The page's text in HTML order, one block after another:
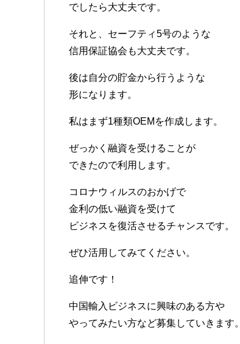
でしたら大丈夫です。
それと、セーフティ5号のような
信用保証協会も大丈夫です。
後は自分の貯金から行うような
形になります。
私はまず1種類OEMを作成します。
ぜっかく融資を受けることが
できたので利用します。
コロナウィルスのおかげで
金利の低い融資を受けて
ビジネスを復活させるチャンスです。
ぜひ活用してみてください。
追伸です！
中国輸入ビジネスに興味のある方や
やってみたい方など募集していきます。